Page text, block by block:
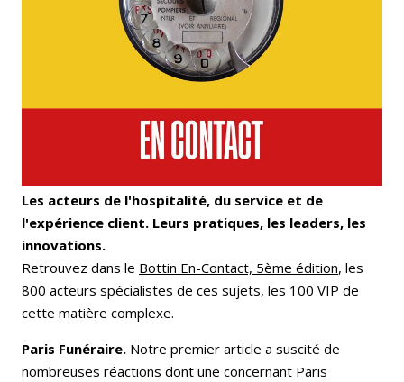
Les acteurs de l'hospitalité, du service et de
l'expérience client. Leurs pratiques, les leaders, les
innovations.
Retrouvez dans le Bottin En-Contact, 5ème édition, les
800 acteurs spécialistes de ces sujets, les 100 VIP de
cette matière complexe.
Paris Funéraire. Notre premier article a suscité de
nombreuses réactions dont une concernant Paris